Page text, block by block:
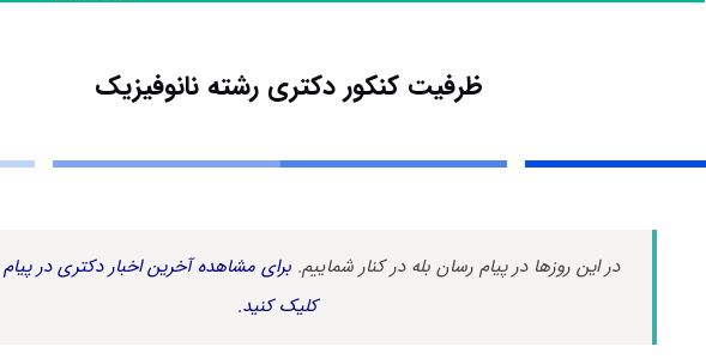
ظرفیت کنکور دکتری رشته ﻧﺎﻧﻮﻓﻴﺰیک
در این روزها در پیام رسان بله در کنار شماییم. برای مشاهده آخرین اخبار دکتری در
کلیک کنید.